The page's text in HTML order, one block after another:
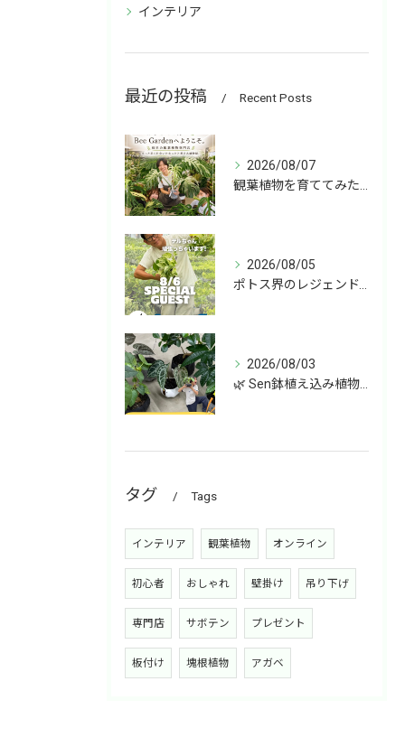
インテリア
最近の投稿 Recent Posts
2026/08/07
2026/08/05
2026/08/03
タグ Tags
インテリア 観葉植物 オンライン
初心者 おしゃれ 壁掛け 吊り下げ
専門店 サボテン プレゼント
板付け 塊根植物 アガベ